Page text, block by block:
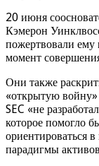
20 июня
Кэмерон
пожертвовали
момент
Они также
«открытую
SEC «не
которое помогло
ориентироваться
парадигмы